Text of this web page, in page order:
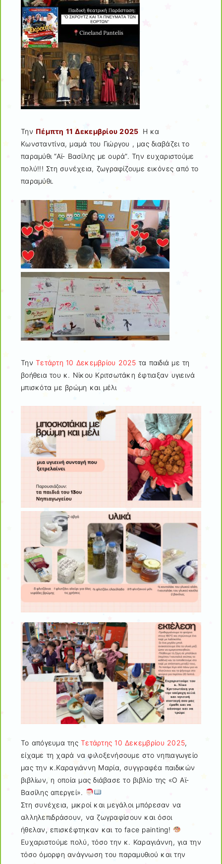
Την Πέμπτη 11 Δεκεμβρίου 2025 Η κα
Κωνσταντίνα, μαμά του Γιώργου , μας διαβάζει το
παραμύθι “Αϊ- Βασίλης με ουρά”. Την ευχαριστούμε
πολύ!!! Στη συνέχεια, ζωγραφίζουμε εικόνες από το
παραμύθι.
Την Τετάρτη 10 Δεκεμβρίου 2025 τα παιδιά με τη
βοήθεια του κ. Νίκου Κριτσωτάκη έφτιαξαν υγιεινά
μπισκότα με βρώμη και μέλι
Το απόγευμα τηςΤετάρτης 10 Δεκεμβρίου 2025,
είχαμε τη χαρά να φιλοξενήσουμε στο νηπιαγωγείο
μας την κ.Καραγιάννη Μαρία, συγγραφέα παιδικών
βιβλίων, η οποία μας διάβασε το βιβλίο της «Ο Αϊ-
Βασίλης απεργεί».
Στη συνέχεια, μικροί και μεγάλοι μπόρεσαν να
αλληλεπιδράσουν, να ζωγραφίσουν και όσοι
ήθελαν, επισκέφτηκαν και το face painting!
Ευχαριστούμε πολύ, τόσο την κ. Καραγιάννη, για την
τόσο όμορφη ανάγνωση του παραμυθιού και την